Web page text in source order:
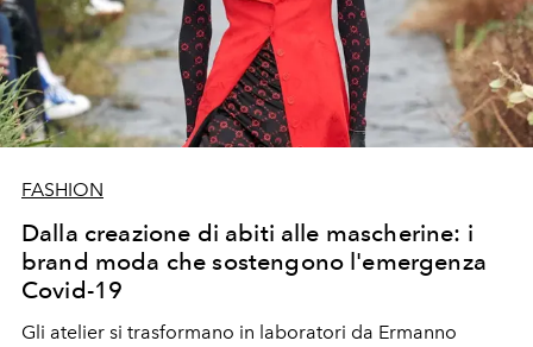
FASHION
Dalla creazione di abiti alle mascherine: i
brand moda che sostengono l'emergenza
Covid-19
Gli atelier si trasformano in laboratori da Ermanno